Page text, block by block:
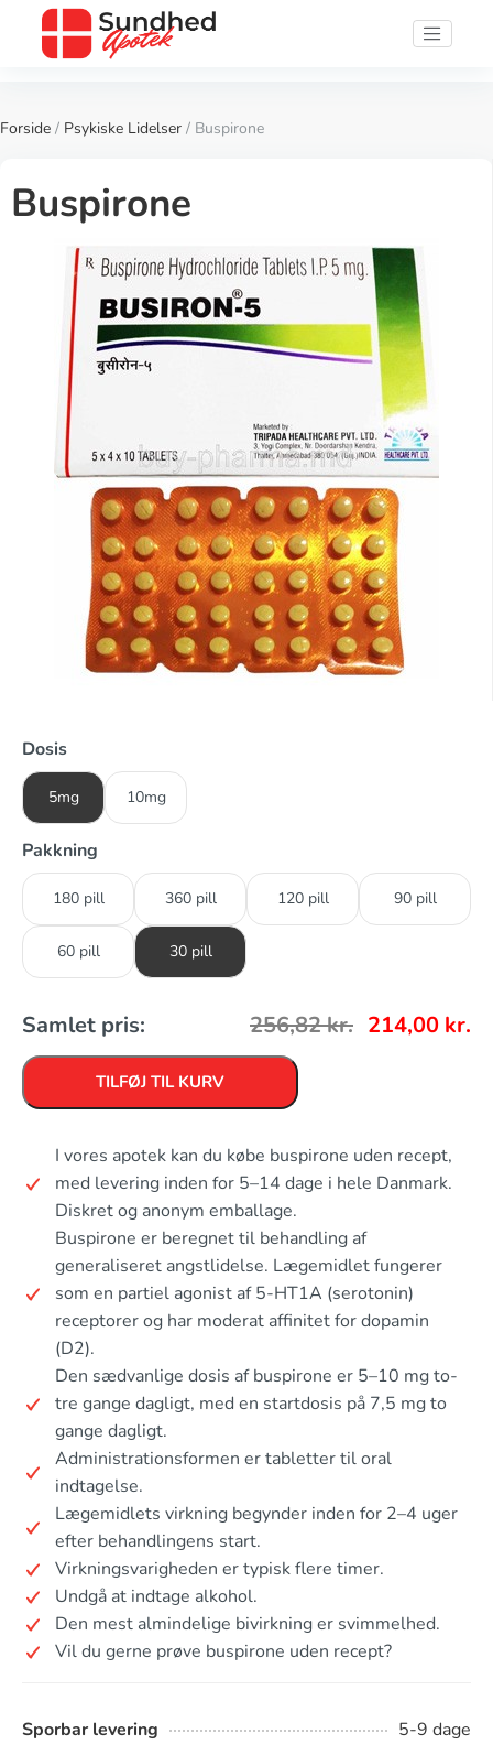
Forside / Psykiske Lidelser / Buspirone
Buspirone
Dosis
5mg 10mg
Pakkning
180 pill 360 pill 120 pill 90 pill
60 pill 30 pill
Samlet pris: 256,82kr. 214,00 kr.
TILFØJ TIL KURV
I vores apotek kan du købe buspirone uden recept,
med levering inden for 5–14 dage i hele Danmark.
Diskret og anonym emballage.
Buspirone er beregnet til behandling af
generaliseret angstlidelse. Lægemidlet fungerer
som en partiel agonist af 5-HT1A (serotonin)
receptorer og har moderat affinitet for dopamin
(D2).
Den sædvanlige dosis af buspirone er 5–10 mg to-
tre gange dagligt, med en startdosis på 7,5 mg to
gange dagligt.
Administrationsformen er tabletter til oral
indtagelse.
Lægemidlets virkning begynder inden for 2–4 uger
efter behandlingens start.
Virkningsvarigheden er typisk flere timer.
Undgå at indtage alkohol.
Den mest almindelige bivirkning er svimmelhed.
Vil du gerne prøve buspirone uden recept?
Sporbar levering 5-9 dage